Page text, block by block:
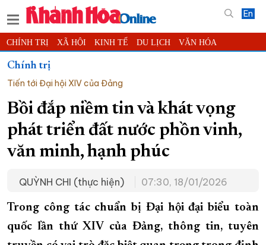
En
CHÍNH TRỊ XÃ HỘI KINH TẾ DU LỊCH VĂN HÓA
THỂ THAO
KHOA HỌC - CÔNG NGHỆ PHÁP LUẬT
THẾ GIỚI MULTIMEDIA VIDEO ĐỌC BÁO ONLINE
PODCAST THÔNG TIN - QUẢNG CÁO
QUY HOẠCH TỈNH KHÁNH HÒA
CHUNG TAY CẢI CÁCH HÀNH CHÍNH
XÂY DỰNG NÔNG THÔN MỚI LỊCH CẮT ĐIỆN
TÀU - XE - MÁY BAY
Chính trị
Tiến tới Đại hội XIV của Đảng
Bồi đắp niềm tin và khát vọng
phát triển đất nước phồn vinh,
văn minh, hạnh phúc
QUỲNH CHI (thực hiện) 07:30, 18/01/2026
Trong công tác chuẩn bị Đại hội đại biểu toàn
quốc lần thứ XIV của Đảng, thông tin, tuyên